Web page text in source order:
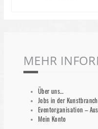
MEHR
Über uns…
Jobs in der
Eventorganisation –
Mein Konto